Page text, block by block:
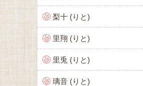
梨十 (りと)
里翔 (りと)
里兎 (りと)
璃音 (りと)